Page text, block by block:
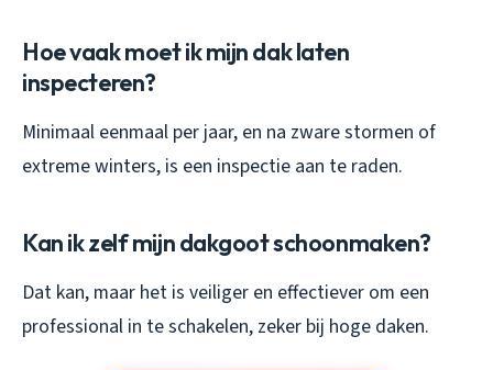
Hoe vaak moet ik mijn dak laten
inspecteren?
Minimaal eenmaal per jaar, en na zware stormen of
extreme winters, is een inspectie aan te raden.
Kan ik zelf mijn dakgoot schoonmaken?
Dat kan, maar het is veiliger en effectiever om een
professional in te schakelen, zeker bij hoge daken.